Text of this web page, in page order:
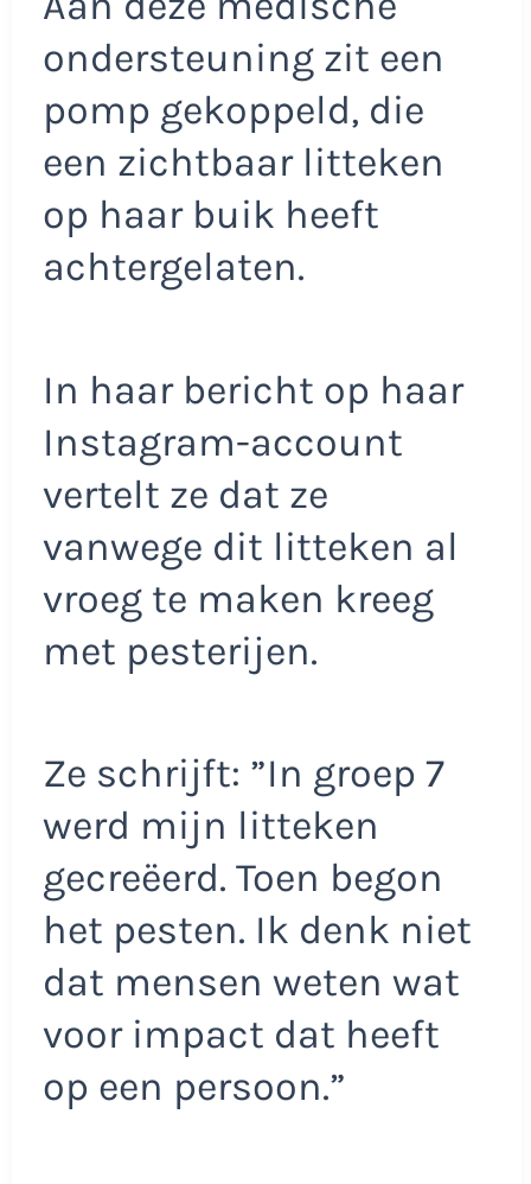
ondersteuning zit een
pomp gekoppeld, die
een zichtbaar litteken
op haar buik heeft
achtergelaten.
In haar bericht op haar
Instagram-account
vertelt ze dat ze
vanwege dit litteken al
vroeg te maken kreeg
met pesterijen.
Ze schrijft: ”In groep 7
werd mijn litteken
gecreëerd. Toen begon
het pesten. Ik denk niet
dat mensen weten wat
voor impact dat heeft
op een persoon.”